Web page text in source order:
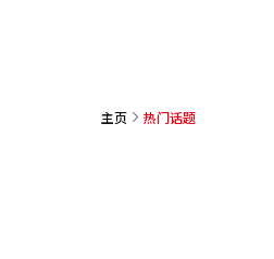
主页 热门话题